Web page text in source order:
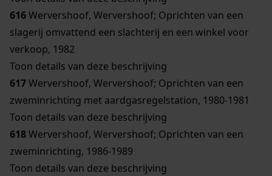
616Wervershoof, Wervershoof; Oprichten van een
slagerij omvattend een slachterij en een winkel voor
verkoop, 1982
Toon details van deze beschrijving
617Wervershoof, Wervershoof; Oprichten van een
zweminrichting met aardgasregelstation, 1980-1981
Toon details van deze beschrijving
618Wervershoof, Wervershoof; Oprichten van een
zweminrichting, 1986-1989
Toon details van deze beschrijving